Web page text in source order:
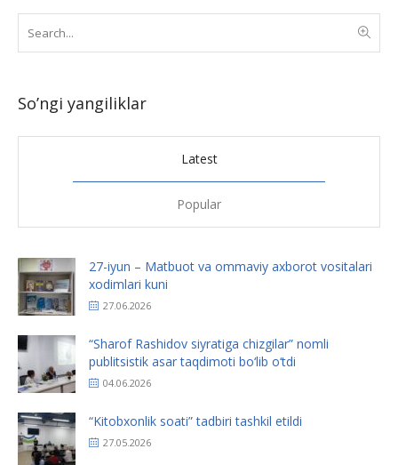
So’ngi yangiliklar
Latest
Popular
27-iyun – Matbuot va ommaviy axborot vositalari
xodimlari kuni
27.06.2026
“Sharof Rashidov siyratiga chizgilar” nomli
publitsistik asar taqdimoti bo‘lib o‘tdi
04.06.2026
“Kitobxonlik soati” tadbiri tashkil etildi
27.05.2026